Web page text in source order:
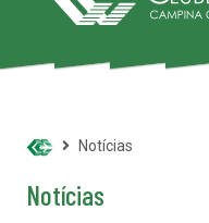
Notícias
Notícias